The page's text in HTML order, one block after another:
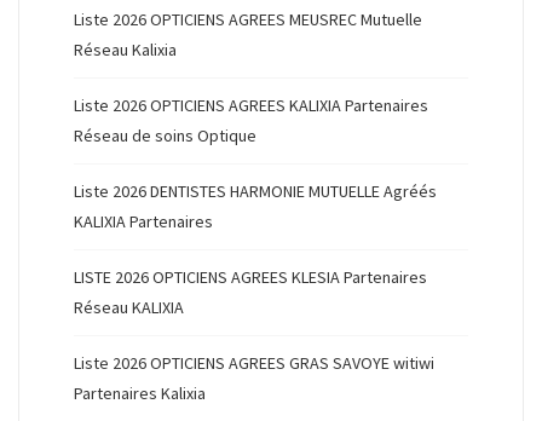
Liste 2026 OPTICIENS AGREES MEUSREC Mutuelle
Réseau Kalixia
Liste 2026 OPTICIENS AGREES KALIXIA Partenaires
Réseau de soins Optique
Liste 2026 DENTISTES HARMONIE MUTUELLE Agréés
KALIXIA Partenaires
LISTE 2026 OPTICIENS AGREES KLESIA Partenaires
Réseau KALIXIA
Liste 2026 OPTICIENS AGREES GRAS SAVOYE witiwi
Partenaires Kalixia